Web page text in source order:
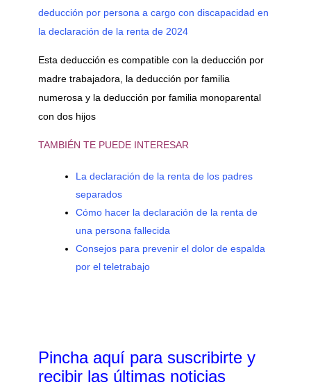
deducción por persona a cargo con discapacidad en
la declaración de la renta de 2024
Esta deducción es compatible con la deducción por
madre trabajadora, la deducción por familia
numerosa y la deducción por familia monoparental
con dos hijos
TAMBIÉN TE PUEDE INTERESAR
La declaración de la renta de los padres
separados
Cómo hacer la declaración de la renta de
una persona fallecida
Consejos para prevenir el dolor de espalda
por el teletrabajo
Pincha aquí para suscribirte y
recibir las últimas noticias